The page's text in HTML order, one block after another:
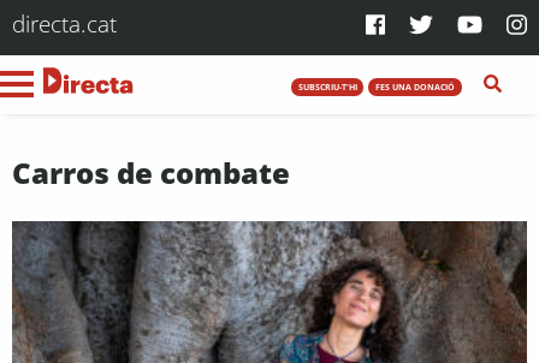
directa.cat
SUBSCRIU-T'HI FES UNA DONACIÓ
Carros de combate